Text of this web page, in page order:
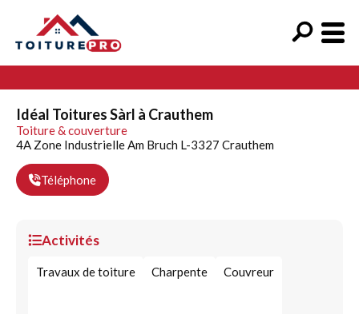
Idéal Toitures Sàrl à Crauthem
Toiture & couverture
4A Zone Industrielle Am Bruch L-3327 Crauthem
Téléphone
Activités
Travaux de toiture Charpente Couvreur